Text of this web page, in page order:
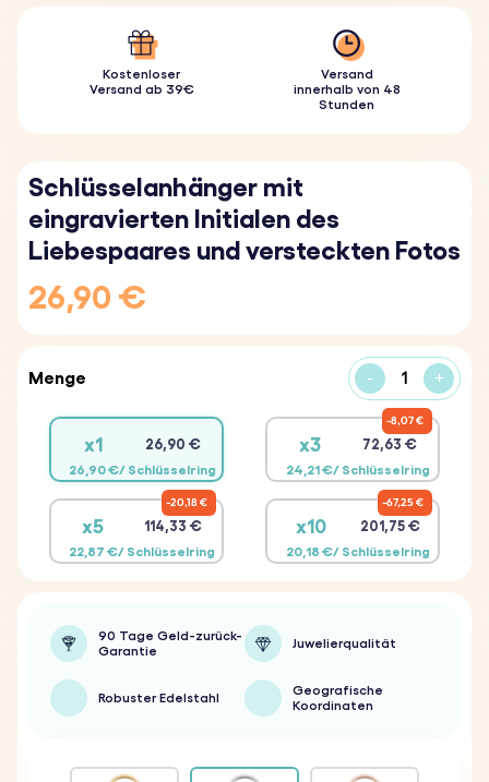
Kostenloser
Versand ab 39€
Versand
innerhalb von 48
Stunden
Schlüsselanhänger mit
eingravierten Initialen des
Liebespaares und versteckten Fotos
26,90 €
Menge - +
x1 26,90 €
26,90 €/ Schlüsselring
x3 72,63 €
24,21 €/ Schlüsselring
8,07 €
x5 114,33 €
22,87 €/ Schlüsselring
20,18 €
x10 201,75 €
20,18 €/ Schlüsselring
67,25 €
90 Tage Geld-zurück-
Garantie
Juwelierqualität
Robuster Edelstahl
Geografische
Koordinaten